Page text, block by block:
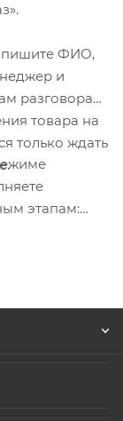
ФИО,
и
разговора
товара на
только ждать
этапам: